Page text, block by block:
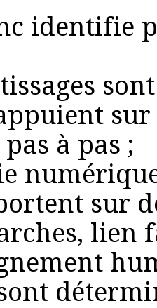
identifie
à pas ;
sur
lien